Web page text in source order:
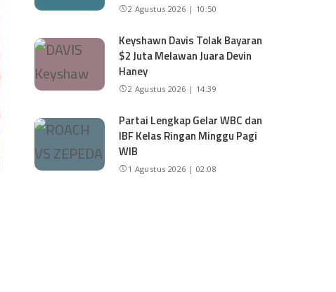
2 Agustus 2026 | 10:50
Keyshawn Davis Tolak Bayaran
$2 Juta Melawan Juara Devin
Haney
2 Agustus 2026 | 14:39
Partai Lengkap Gelar WBC dan
IBF Kelas Ringan Minggu Pagi
WIB
1 Agustus 2026 | 02:08